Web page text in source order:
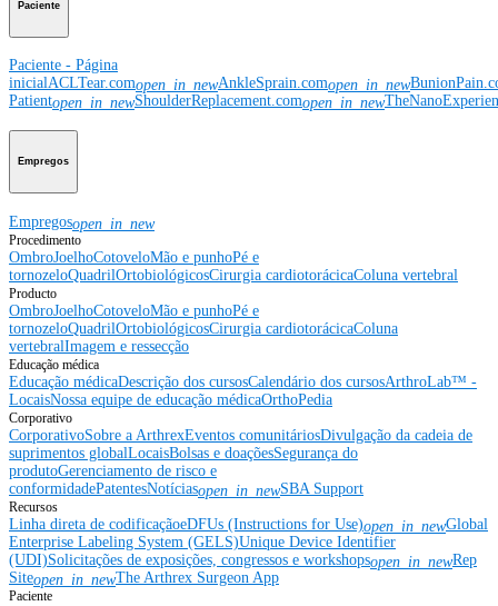
Paciente
Paciente - Página
inicialACLTear.comopen_in_newAnkleSprain.comopen_in_new
Patientopen_in_newShoulderReplacement.comopen_in_new
Empregos
Empregosopen_in_new
Procedimento
OmbroJoelhoCotoveloMão e punhoPé e
tornozeloQuadrilOrtobiológicosCirurgia cardiotorácicaColuna vertebral
Producto
OmbroJoelhoCotoveloMão e punhoPé e
tornozeloQuadrilOrtobiológicosCirurgia cardiotorácicaColuna
vertebralImagem e ressecção
Educação médica
Educação médicaDescrição dos cursosCalendário dos cursosArthroLab™ -
LocaisNossa equipe de educação médicaOrthoPedia
Corporativo
CorporativoSobre a ArthrexEventos comunitáriosDivulgação da cadeia de
suprimentos globalLocaisBolsas e doaçõesSegurança do
produtoGerenciamento de risco e
conformidadePatentesNotíciasopen_in_newSBA Support
Recursos
Linha direta de codificaçãoeDFUs (Instructions for Use)open_in_newGlobal
Enterprise Labeling System (GELS)Unique Device Identifier
(UDI)Solicitações de exposições, congressos e workshopsopen_in_newRep
Siteopen_in_newThe Arthrex Surgeon App
Paciente